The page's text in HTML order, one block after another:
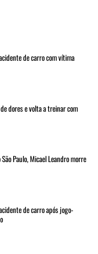
de carro com vítima
dores e volta a treinar com
Paulo, Micael Leandro morre
de carro após jogo-